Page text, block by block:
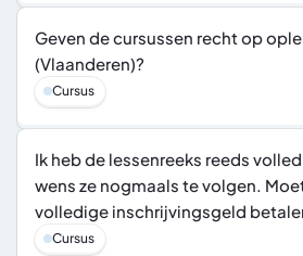
Geven de cursussen recht op
(Vlaanderen)?
Cursus
Ik heb de lessenreeks reeds
wens ze nogmaals te volgen.
volledige inschrijvingsgeld
Cursus